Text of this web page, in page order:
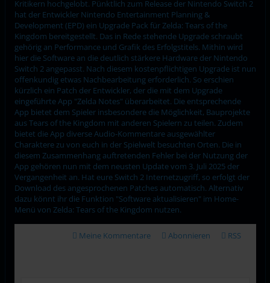
Kritikern hochgelobt. Pünktlich zum Release der Nintendo Switch 2
hat der Entwickler Nintendo Entertainment Planning &
Development (EPD) ein Upgrade Pack für Zelda: Tears of the
Kingdom bereitgestellt. Das in Rede stehende Upgrade schraubt
gehörig an Performance und Grafik des Erfolgstitels. Mithin wird
hier die Software an die deutlich stärkere Hardware der Nintendo
Switch 2 angepasst. Nach diesem kostenpflichtigen Upgrade ist nun
offenkundig etwas Nachbearbeitung erforderlich. So erschien
kürzlich ein Patch der Entwickler, der die mit dem Upgrade
eingeführte App "Zelda Notes" überarbeitet. Die entsprechende
App bietet dem Spieler insbesondere die Möglichkeit, Bauprojekte
aus Tears of the Kingdom mit anderen Spielern zu teilen. Zudem
bietet die App diverse Audio-Kommentare ausgewählter
Charaktere zu von euch in der Spielwelt besuchten Orten. Die in
diesem Zusammenhang auftretenden Fehler bei der Nutzung der
App gehören nun mit dem neusten Update vom 3. Juli 2025 der
Vergangenheit an. Hat eure Switch 2 Internetzugriff, so erfolgt der
Download des angesprochenen Patches automatisch. Alternativ
dazu könnt ihr die Funktion "Software aktualisieren" im Home-
Menü von Zelda: Tears of the Kingdom nutzen.
Meine Kommentare Abonnieren RSS